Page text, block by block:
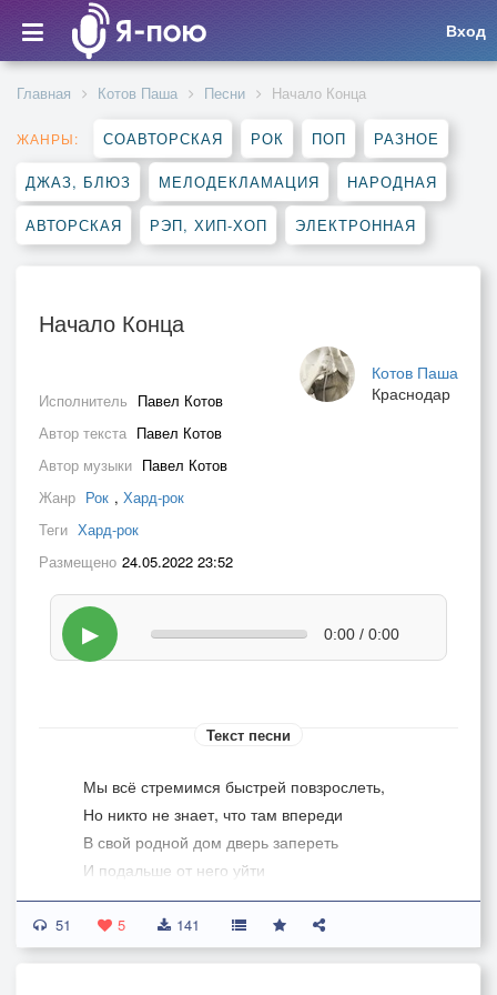
Вход
Главная Котов Паша Песни Начало Конца
ЖАНРЫ: СОАВТОРСКАЯ РОК ПОП РАЗНОЕ
ДЖАЗ, БЛЮЗ МЕЛОДЕКЛАМАЦИЯ НАРОДНАЯ
АВТОРСКАЯ РЭП, ХИП-ХОП ЭЛЕКТРОННАЯ
Начало Конца
Котов Паша
Краснодар
Исполнитель Павел Котов
Автор текста Павел Котов
Автор музыки Павел Котов
Жанр Рок , Хард-рок
Теги Хард-рок
Размещено 24.05.2022 23:52
▶ 0:00 / 0:00
Текст песни
Мы всё стремимся быстрей повзрослеть,
Но никто не знает, что там впереди
В свой родной дом дверь запереть
И подальше от него уйти
Свет погаснет в родном окне,
Но загорится у тебя в глазах
51 5 141